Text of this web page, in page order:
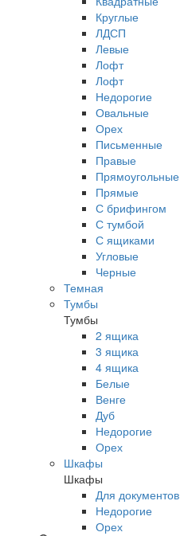
Круглые
ЛДСП
Левые
Лофт
Лофт
Недорогие
Овальные
Орех
Письменные
Правые
Прямоугольные
Прямые
С брифингом
С тумбой
С ящиками
Угловые
Черные
Темная
Тумбы
Тумбы
2 ящика
3 ящика
4 ящика
Белые
Венге
Дуб
Недорогие
Орех
Шкафы
Шкафы
Для документов
Недорогие
Орех